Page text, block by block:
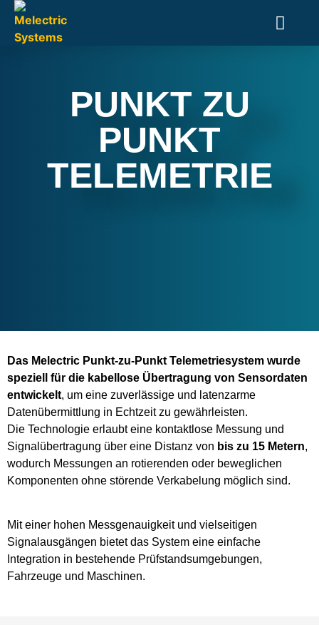
PUNKT ZU
PUNKT
TELEMETRIE
Das Melectric Punkt-zu-Punkt Telemetriesystem wurde
speziell für die kabellose Übertragung von Sensordaten
entwickelt, um eine zuverlässige und latenzarme
Datenübermittlung in Echtzeit zu gewährleisten.
Die Technologie erlaubt eine kontaktlose Messung und
Signalübertragung über eine Distanz von bis zu 15 Metern,
wodurch Messungen an rotierenden oder beweglichen
Komponenten ohne störende Verkabelung möglich sind.
Mit einer hohen Messgenauigkeit und vielseitigen
Signalausgängen bietet das System eine einfache
Integration in bestehende Prüfstandsumgebungen,
Fahrzeuge und Maschinen.